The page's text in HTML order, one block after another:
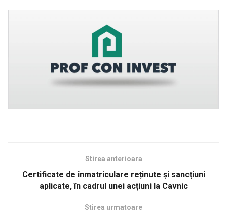
Stirea anterioara
Certificate de înmatriculare reținute și sancțiuni
aplicate, în cadrul unei acțiuni la Cavnic
Stirea urmatoare